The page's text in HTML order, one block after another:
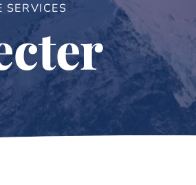
SERVICES